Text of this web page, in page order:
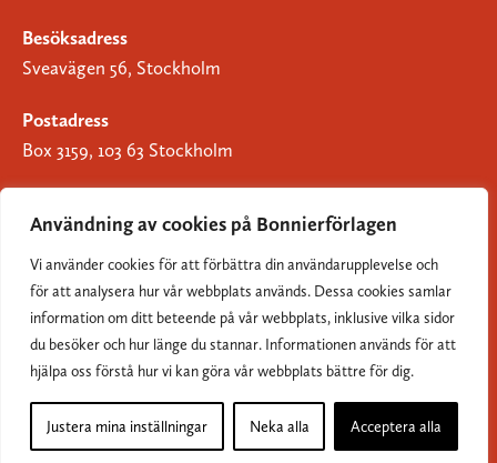
Användning av cookies på Bonnierförlagen
Vi använder cookies för att förbättra din användarupplevelse och
för att analysera hur vår webbplats används. Dessa cookies samlar
information om ditt beteende på vår webbplats, inklusive vilka sidor
du besöker och hur länge du stannar. Informationen används för att
hjälpa oss förstå hur vi kan göra vår webbplats bättre för dig.
Justera mina inställningar Neka alla Acceptera alla
Besöksadress
Sveavägen 56, Stockholm
Postadress
Box 3159, 103 63 Stockholm
Om Bonnierförlagen
Cookies
Integritetspolicy